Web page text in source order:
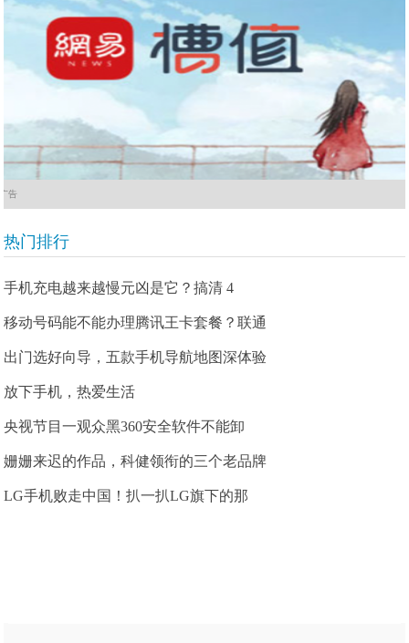
广告
热门排行
手机充电越来越慢元凶是它？搞清 4
移动号码能不能办理腾讯王卡套餐？联通
出门选好向导，五款手机导航地图深体验
放下手机，热爱生活
央视节目一观众黑360安全软件不能卸
姗姗来迟的作品，科健领衔的三个老品牌
LG手机败走中国！扒一扒LG旗下的那